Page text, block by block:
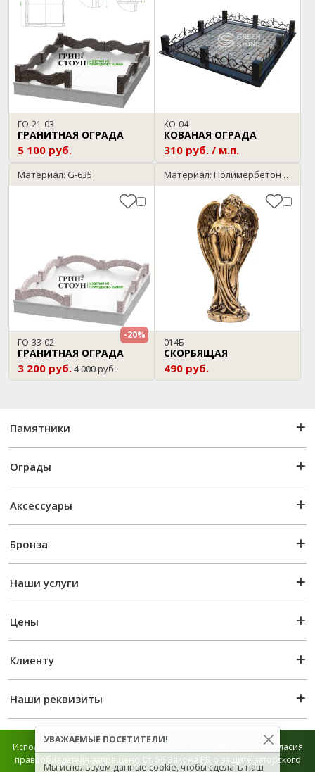
ГО-21-03
ГРАНИТНАЯ ОГРАДА
5 100 руб.
КО-04
КОВАНАЯ ОГРАДА
310 руб. / м.п.
Материал: G-635
ГО-33-02
ГРАНИТНАЯ ОГРАДА
3 200 руб.4 000 руб.
-20%
Материал: Полимербетон / бронза
014Б
СКОРБЯЩАЯ
490 руб.
Памятники
Ограды
Аксессуары
Бронза
Наши услуги
Цены
Клиенту
Наши реквизиты
Использование графической и текстовой информации без согласия
правообладателя запрещено Ст. 56 Закона РБ о защите авторского
УВАЖАЕМЫЕ ПОСЕТИТЕЛИ!
Мы используем данные cookie, чтобы сделать наш